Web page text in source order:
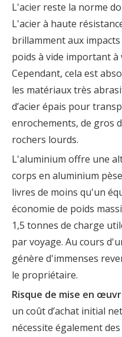
L'acier reste la norme
L'acier à haute
brillamment aux
poids à vide important à
Cependant, cela est
les matériaux très
d’acier épais pour
enrochements, de gros
rochers lourds.
L'aluminium offre une
corps en aluminium
livres de moins qu'un
économie de poids
1,5 tonnes de charge
par voyage. Au cours
génère d'immenses
le propriétaire.
Risque de mise en
un coût d’achat initial
nécessite également